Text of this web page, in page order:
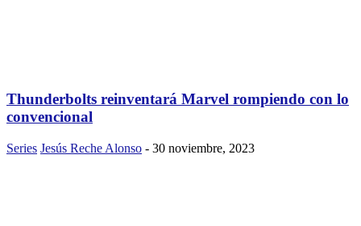
Thunderbolts reinventará Marvel rompiendo con lo
convencional
Series Jesús Reche Alonso - 30 noviembre, 2023